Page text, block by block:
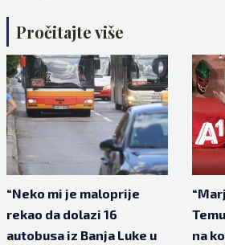
Pročitajte više
“Neko mi je maloprije
rekao da dolazi 16
autobusa iz Banja Luke u
na